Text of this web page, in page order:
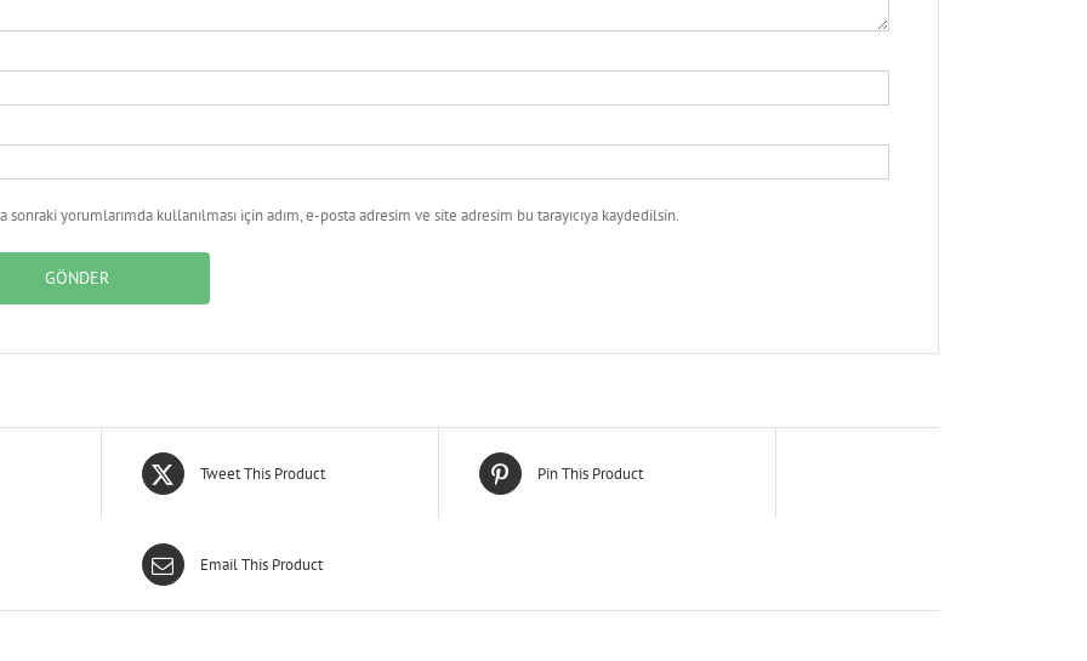
sonraki yorumlarımda kullanılması için adım, e-posta adresim ve site adresim bu tarayıcıya kaydedilsin.
Tweet This Product Pin This Product
Email This Product